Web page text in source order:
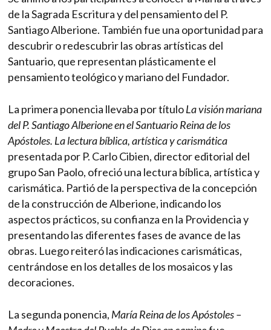
de la Sagrada Escritura y del pensamiento del P.
Santiago Alberione. También fue una oportunidad para
descubrir o redescubrir las obras artísticas del
Santuario, que representan plásticamente el
pensamiento teológico y mariano del Fundador.
La primera ponencia llevaba por títuloLa visión mariana
del P. Santiago Alberione en el Santuario Reina de los
Apóstoles. La lectura bíblica, artística y carismática
presentada por P. Carlo Cibien, director editorial del
grupo San Paolo, ofreció una lectura bíblica, artística y
carismática. Partió de la perspectiva de la concepción
de la construcción de Alberione, indicando los
aspectos prácticos, su confianza en la Providencia y
presentando las diferentes fases de avance de las
obras. Luego reiteró las indicaciones carismáticas,
centrándose en los detalles de los mosaicos y las
decoraciones.
La segunda ponencia, María Reina de los Apóstoles –